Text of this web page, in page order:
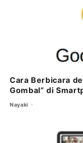
Cara Berbicara
Gombal” di
Nayaki